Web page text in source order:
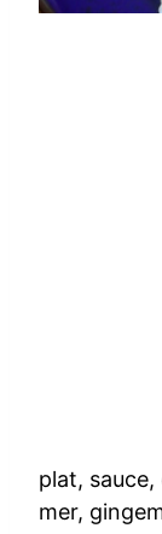
plat,
mer,